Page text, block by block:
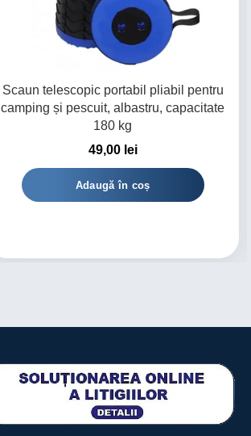
Scaun telescopic portabil pliabil pentru
camping și pescuit, albastru, capacitate
180 kg
49,00 lei
Adaugă în coș